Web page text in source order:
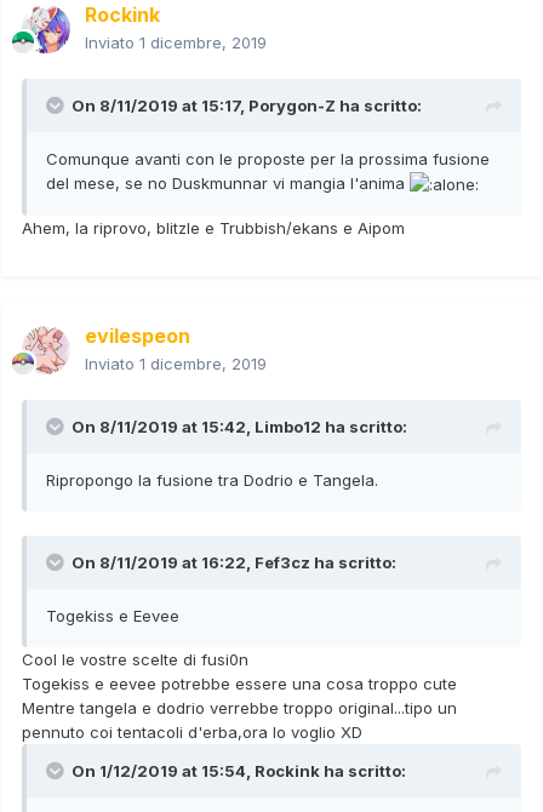
Rockink
Inviato 1 dicembre, 2019
On 8/11/2019 at 15:17, Porygon-Z ha scritto:
Comunque avanti con le proposte per la prossima fusione
del mese, se no Duskmunnar vi mangia l'anima
Ahem, la riprovo, blitzle e Trubbish/ekans e Aipom
evilespeon
Inviato 1 dicembre, 2019
On 8/11/2019 at 15:42, Limbo12 ha scritto:
Ripropongo la fusione tra Dodrio e Tangela.
On 8/11/2019 at 16:22, Fef3cz ha scritto:
Togekiss e Eevee
Cool le vostre scelte di fusi0n
Togekiss e eevee potrebbe essere una cosa troppo cute
Mentre tangela e dodrio verrebbe troppo original...tipo un
pennuto coi tentacoli d'erba,ora lo voglio XD
On 1/12/2019 at 15:54, Rockink ha scritto: